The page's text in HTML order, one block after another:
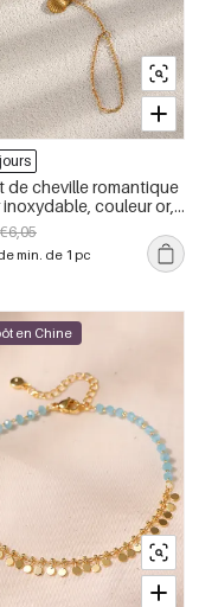
de cheville romantique
inoxydable, couleur or,
de coquillage et
de mer.
€6,05
min. de 1 pc
en Chine